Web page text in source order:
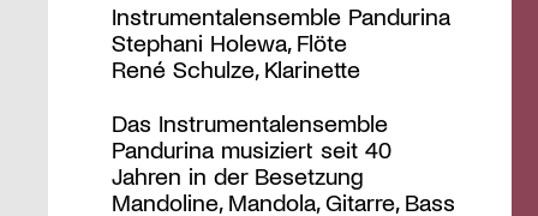
Instrumentalensemble Pandurina
Stephani Holewa, Flöte
René Schulze, Klarinette
Das Instrumentalensemble
Pandurina musiziert seit 40
Jahren in der Besetzung
Mandoline, Mandola, Gitarre, Bass